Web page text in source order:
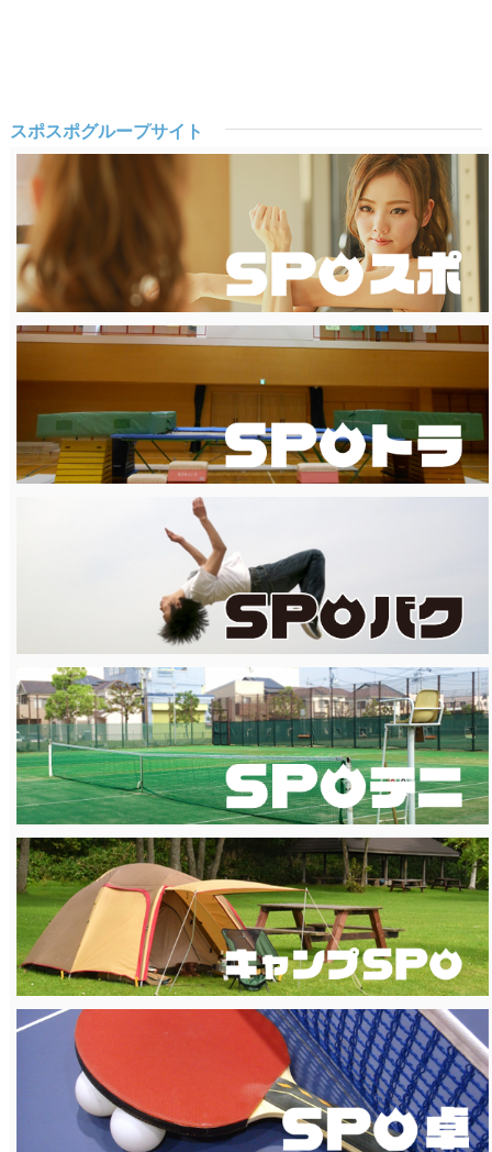
スポスポグループサイト